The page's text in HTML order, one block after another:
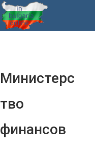
Министерс
тво
финансов